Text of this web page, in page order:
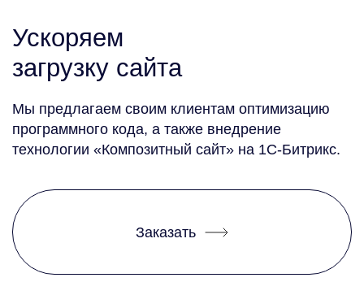
Ускоряем
загрузку сайта
Мы предлагаем своим клиентам оптимизацию
программного кода, а также внедрение
технологии «Композитный сайт» на 1С-Битрикс.
Заказать